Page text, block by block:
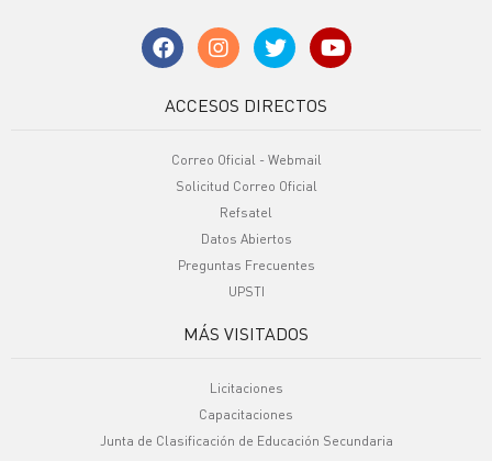
ACCESOS DIRECTOS
Correo Oficial - Webmail
Solicitud Correo Oficial
Refsatel
Datos Abiertos
Preguntas Frecuentes
UPSTI
MÁS VISITADOS
Licitaciones
Capacitaciones
Junta de Clasificación de Educación Secundaria